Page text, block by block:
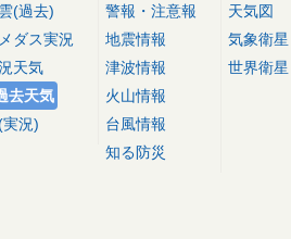
(過去)
ダス実況
天気
去天気
実況)
警報・注意報
地震情報
津波情報
火山情報
台風情報
知る防災
天気図
気象衛星
世界衛星